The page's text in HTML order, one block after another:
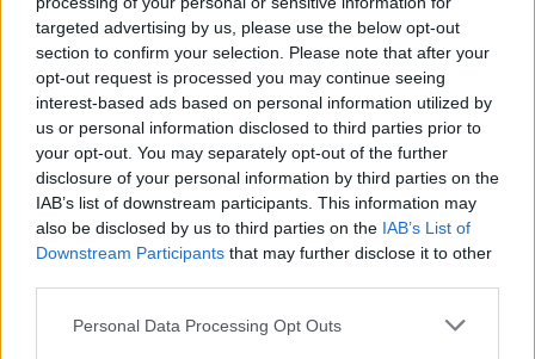
targeted advertising by us, please use the below opt-out
section to confirm your selection. Please note that after your
opt-out request is processed you may continue seeing
interest-based ads based on personal information utilized by
us or personal information disclosed to third parties prior to
your opt-out. You may separately opt-out of the further
disclosure of your personal information by third parties on the
IAB’s list of downstream participants. This information may
also be disclosed by us to third parties on the IAB’s List of
Downstream Participants that may further disclose it to other
Personal Data Processing Opt Outs
Szent Genovéva, a túlélő Franciaország
jelképe
Minka 12. rész